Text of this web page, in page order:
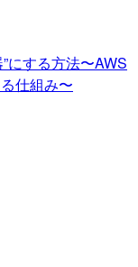
にする方法〜AWS
仕組み〜